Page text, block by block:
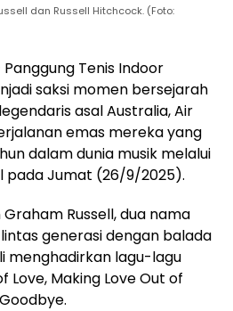
dan Russell Hitchcock. (Foto:
Tenis Indoor
saksi momen bersejarah
asal Australia, Air
emas mereka yang
dalam dunia musik melalui
pada Jumat (26/9/2025).
Russell, dua nama
generasi dengan balada
menghadirkan lagu-lagu
Love, Making Love Out of